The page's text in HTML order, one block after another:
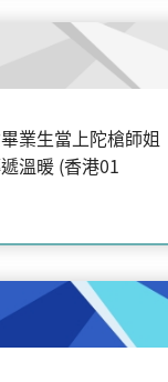
業生當上陀槍師姐
溫暖 (香港01